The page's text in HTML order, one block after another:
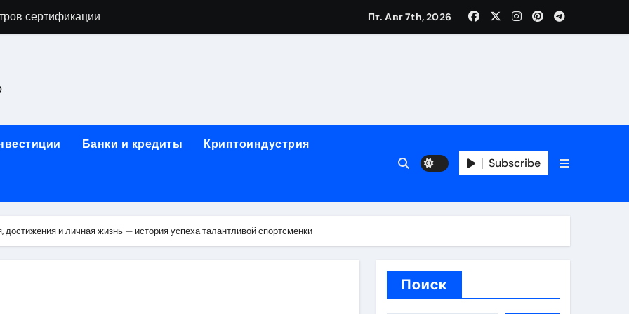
сертификации
и электрооборудование для ногтевого сервиса, наращивания ресниц и депиляции
базальтового теплоизоляционного шнура разных диаметров
для освоения актуальных профессий онлайн
данных назначение и виды
от проектной документации до противопожарных мероприятий и обустройства мест отдыха
Пт. Авг 7th, 2026
Банки и кредиты Криптоиндустрия
Subscribe
и личная жизнь — история успеха талантливой спортсменки
Поиск